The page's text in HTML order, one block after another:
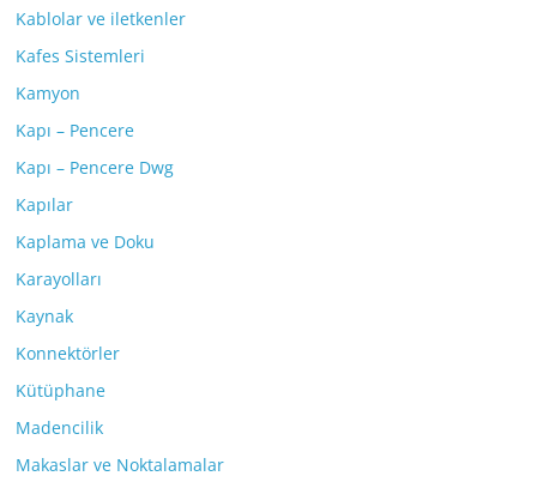
Kablolar ve iletkenler
Kafes Sistemleri
Kamyon
Kapı – Pencere
Kapı – Pencere Dwg
Kapılar
Kaplama ve Doku
Karayolları
Kaynak
Konnektörler
Kütüphane
Madencilik
Makaslar ve Noktalamalar